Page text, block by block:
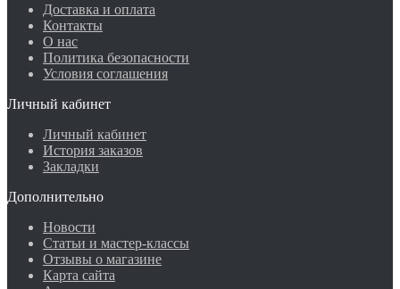
Доставка и оплата
Контакты
О нас
Политика безопасности
Условия соглашения
Личный кабинет
Личный кабинет
История заказов
Закладки
Дополнительно
Новости
Статьи и мастер-классы
Отзывы о магазине
Карта сайта